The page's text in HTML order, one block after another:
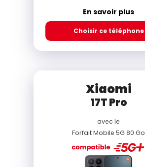
En savoir plus
Choisir ce téléphone
Xiaomi
17T Pro
avec le
Forfait Mobile 5G 80 Go